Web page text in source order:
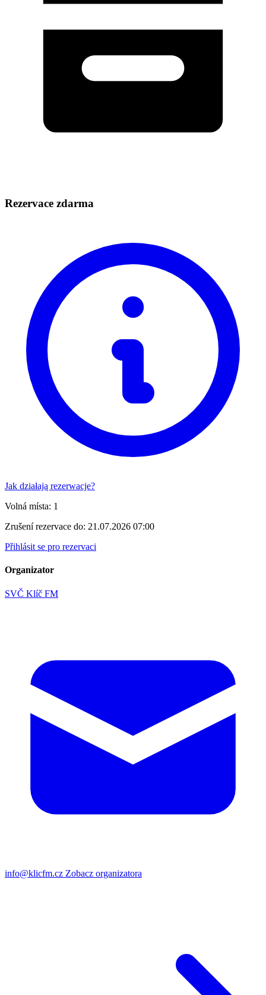
Rezervace zdarma
Jak działają rezerwacje?
Volná místa: 1
Zrušení rezervace do: 21.07.2026 07:00
Přihlásit se pro rezervaci
Organizator
SVČ Klíč FM
info@klicfm.cz Zobacz organizatora